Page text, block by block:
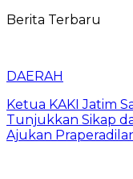
Berita Terbaru
DAERAH
Ketua KAKI Jatim
Tunjukkan Sikap
Ajukan